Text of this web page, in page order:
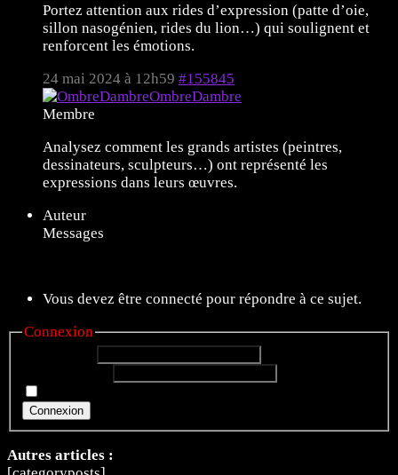
Portez attention aux rides d’expression (patte d’oie,
sillon nasogénien, rides du lion…) qui soulignent et
renforcent les émotions.
24 mai 2024 à 12h59 #155845
OmbreDambre
Membre
Analysez comment les grands artistes (peintres,
dessinateurs, sculpteurs…) ont représenté les
expressions dans leurs œuvres.
Auteur
Messages
Vous devez être connecté pour répondre à ce sujet.
Connexion
Connexion
Autres articles :